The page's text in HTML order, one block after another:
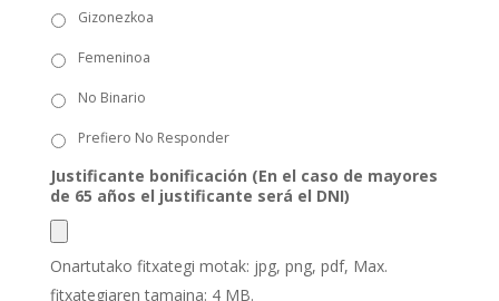
MM
YYYY
Gizonezkoa
Femeninoa
No Binario
Prefiero No Responder
Justificante bonificación (En el caso de mayores
de 65 años el justificante será el DNI)
Onartutako fitxategi motak: jpg, png, pdf, Max.
fitxategiaren tamaina: 4 MB.